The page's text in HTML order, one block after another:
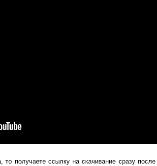
то получаете ссылку на скачивание сразу